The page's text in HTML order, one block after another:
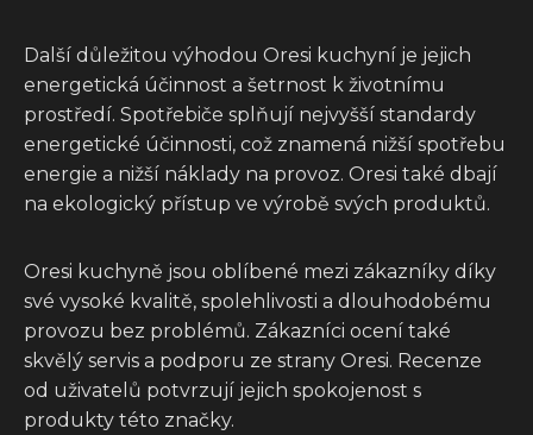
Další důležitou výhodou Oresi kuchyní je jejich
energetická účinnost a šetrnost k životnímu
prostředí. Spotřebiče splňují nejvyšší standardy
energetické účinnosti, což znamená nižší spotřebu
energie a nižší náklady na provoz. Oresi také dbají
na ekologický přístup ve výrobě svých produktů.
Oresi kuchyně jsou oblíbené mezi zákazníky díky
své vysoké kvalitě, spolehlivosti a dlouhodobému
provozu bez problémů. Zákazníci ocení také
skvělý servis a podporu ze strany Oresi. Recenze
od uživatelů potvrzují jejich spokojenost s
produkty této značky.